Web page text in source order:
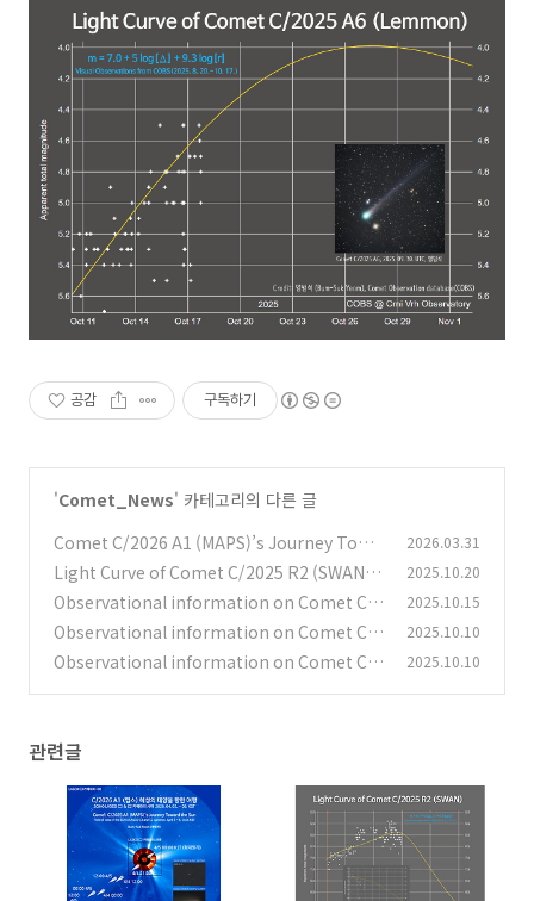
공감 구독하기
'Comet_News' 카테고리의 다른 글
Comet C/2026 A1 (MAPS)’s Journey Towa
rd the Sun C/2026 A1 (맵스) 혜성의 태양을 향
한 여행
(0)
2026.03.31
Light Curve of Comet C/2025 R2 (SWAN)
C/2025 R2 (스완) 혜성의 광도 곡선
(0)
2025.10.20
Observational information on Comet C/2
025 A6 (Lemmon) C/2025 A6 (레몬) 혜성의
관측 정보
(0)
2025.10.15
Observational information on Comet C/2
025 A6 (Lemmon) C/2025 A6 (레몬) 혜성의
2025.10.10
Observational information on Comet C/2
2025.10.10
관련글